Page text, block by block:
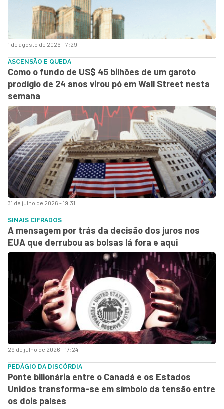
1 de agosto de 2026 - 7:29
31 de julho de 2026 - 19:31
ASCENSÃO E QUEDA
Como o fundo de US$ 45 bilhões de um garoto
prodígio de 24 anos virou pó em Wall Street nesta
semana
29 de julho de 2026 - 17:24
SINAIS CIFRADOS
A mensagem por trás da decisão dos juros nos
EUA que derrubou as bolsas lá fora e aqui
PEDÁGIO DA DISCÓRDIA
Ponte bilionária entre o Canadá e os Estados
Unidos transforma-se em símbolo da tensão entre
os dois países